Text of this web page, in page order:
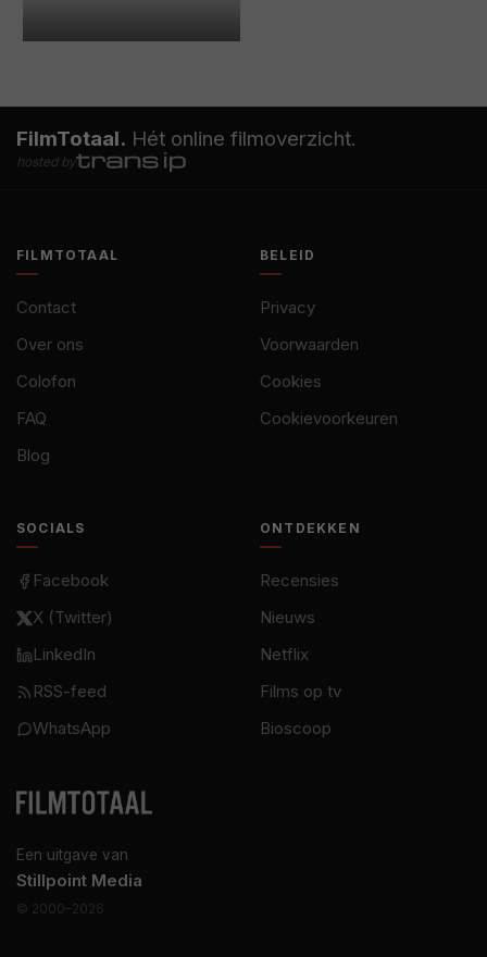
FilmTotaal. Hét online filmoverzicht.
hosted by
Een uitgave van
Stillpoint Media
© 2000–2026
FILMTOTAAL
Contact
Over ons
Colofon
FAQ
Blog
BELEID
Privacy
Voorwaarden
Cookies
Cookievoorkeuren
SOCIALS
Facebook
X (Twitter)
LinkedIn
RSS-feed
WhatsApp
ONTDEKKEN
Recensies
Nieuws
Netflix
Films op tv
Bioscoop